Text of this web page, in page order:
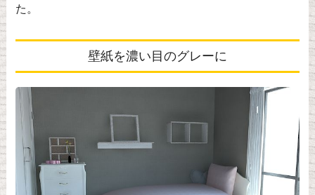
た。
壁紙を濃い目のグレーに